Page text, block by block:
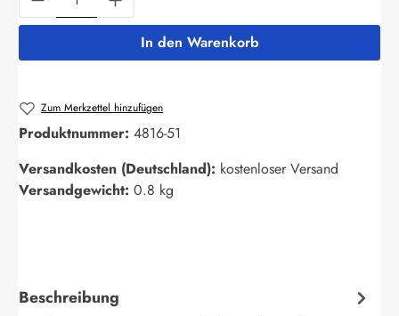
In den Warenkorb
Zum Merkzettel hinzufügen
Produktnummer: 4816-51
Versandkosten (Deutschland): kostenloser Versand
Versandgewicht: 0.8 kg
Beschreibung